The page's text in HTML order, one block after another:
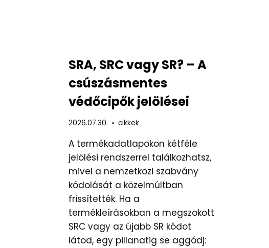
SRA, SRC vagy SR? – A
csúszásmentes
védőcipők jelölései
2026.07.30. cikkek
A termékadatlapokon kétféle
jelölési rendszerrel találkozhatsz,
mivel a nemzetközi szabvány
kódolását a közelmúltban
frissítették. Ha a
termékleírásokban a megszokott
SRC vagy az újabb SR kódot
látod, egy pillanatig se aggódj: